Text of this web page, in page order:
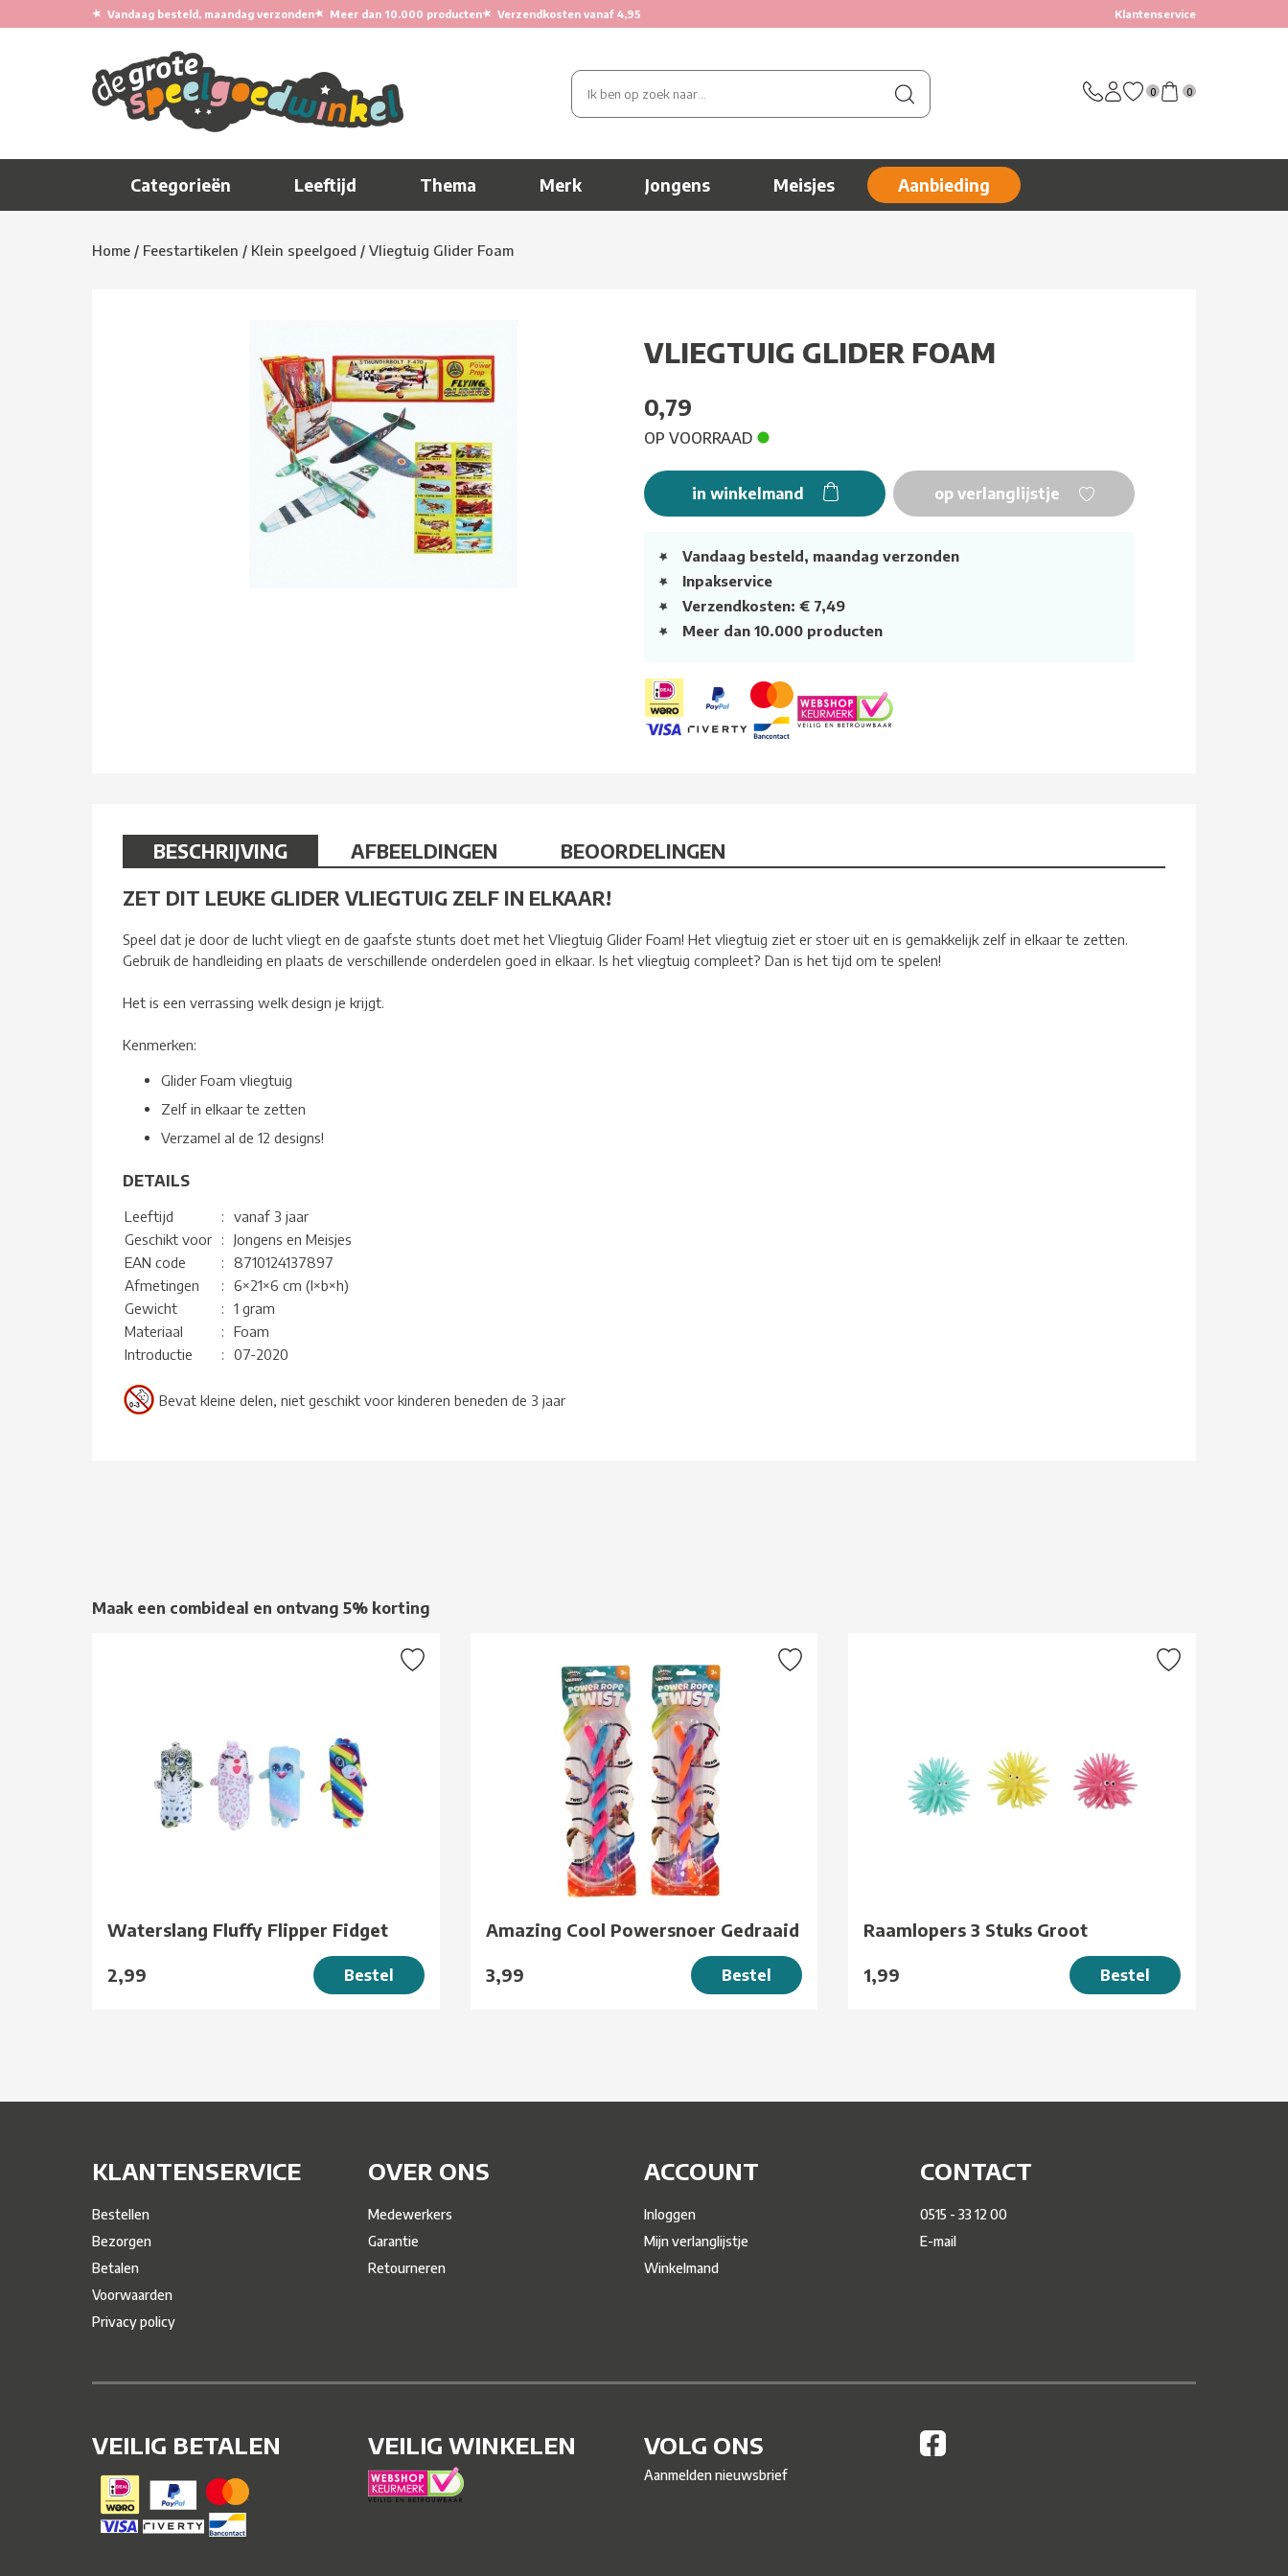
★ Vandaag besteld, maandag verzonden★ Meer dan 10.000 producten★ Verzendkosten vanaf 4,95 Klantenservice
0 0
Categorieën Leeftijd Thema Merk Jongens Meisjes Aanbieding
Home / Feestartikelen / Klein speelgoed / Vliegtuig Glider Foam
VLIEGTUIG GLIDER FOAM
0,79
OP VOORRAAD
in winkelmand op verlanglijstje
Vandaag besteld, maandag verzonden
Inpakservice
Verzendkosten: € 7,49
Meer dan 10.000 producten
BESCHRIJVING AFBEELDINGEN
BEOORDELINGEN
ZET DIT LEUKE GLIDER VLIEGTUIG ZELF IN ELKAAR!
Speel dat je door de lucht vliegt en de gaafste stunts doet met het Vliegtuig Glider Foam! Het vliegtuig ziet er stoer uit en is gemakkelijk zelf in elkaar te zetten.
Gebruik de handleiding en plaats de verschillende onderdelen goed in elkaar. Is het vliegtuig compleet? Dan is het tijd om te spelen!
Het is een verrassing welk design je krijgt.
Kenmerken:
Glider Foam vliegtuig
Zelf in elkaar te zetten
Verzamel al de 12 designs!
DETAILS
Leeftijd :
vanaf 3 jaar
Geschikt voor
:
Jongens en Meisjes
EAN code
:
8710124137897
Afmetingen
:
6×21×6 cm (l×b×h)
Gewicht
:
1 gram
Materiaal
:
Foam
Introductie
: 07-2020
Bevat kleine delen, niet geschikt voor kinderen beneden de 3 jaar
Maak een combideal en ontvang 5% korting
Waterslang Fluffy Flipper Fidget
2,99 Bestel
Amazing Cool Powersnoer Gedraaid
3,99 Bestel
Raamlopers 3 Stuks Groot
1,99 Bestel
KLANTENSERVICE
Bestellen
Bezorgen
Betalen
Voorwaarden
Privacy policy
OVER ONS
Medewerkers
Garantie
Retourneren
ACCOUNT
Inloggen
Mijn verlanglijstje
Winkelmand
CONTACT
0515 - 33 12 00
E-mail
VEILIG BETALEN VEILIG WINKELEN VOLG ONS
Aanmelden nieuwsbrief